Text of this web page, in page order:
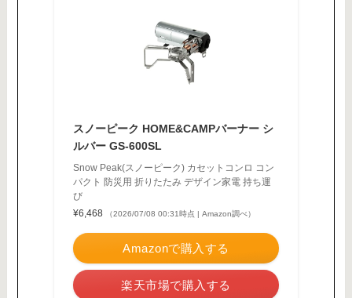
スノーピーク HOME&CAMPバーナー シ
ルバー GS-600SL
Snow Peak(スノーピーク) カセットコンロ コン
パクト 防災用 折りたたみ デザイン家電 持ち運
び
¥6,468
（2026/07/08 00:31時点 | Amazon調べ）
Amazonで購入する
楽天市場で購入する